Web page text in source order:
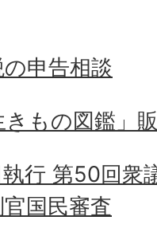
申告相談
きもの図鑑」
行 第50回衆
国民審査